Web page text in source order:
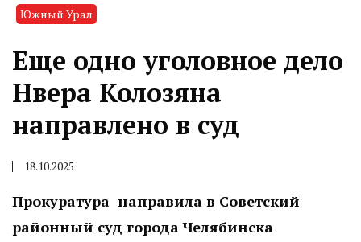
Южный Урал
Еще одно уголовное дело
Нвера Колозяна
направлено в суд
18.10.2025
Прокуратура направила в Советский
районный суд города Челябинска